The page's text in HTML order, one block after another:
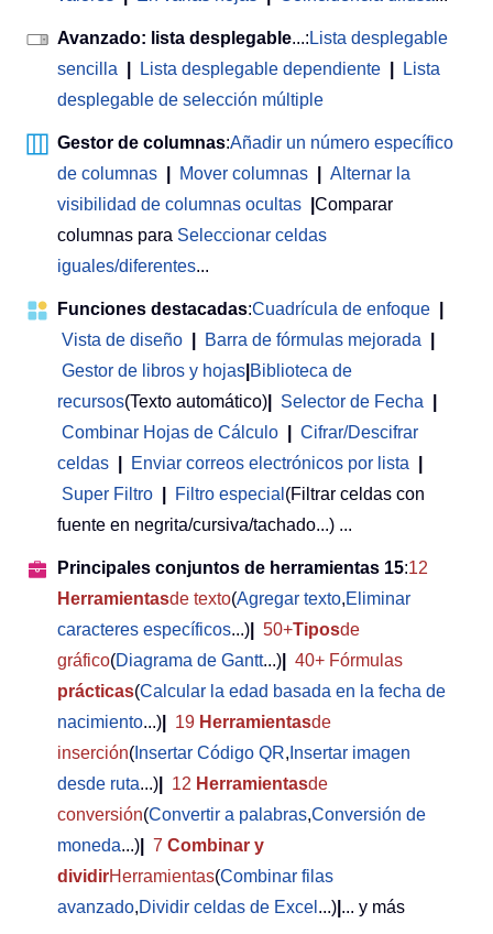
Avanzado: lista desplegable...: Lista desplegable
sencilla
Lista desplegable dependiente
Lista
desplegable de selección múltiple
Gestor de columnas:Añadir un número específico
de columnas
Mover columnas
Alternar la
visibilidad de columnas ocultas
Comparar
columnas para Seleccionar celdas
iguales/diferentes...
Funciones destacadas:Cuadrícula de enfoque
Vista de diseño
Barra de fórmulas mejorada
Gestor de libros y hojas Biblioteca de
recursos(Texto automático) Selector de Fecha
Combinar Hojas de Cálculo
Cifrar/Descifrar
celdas
Enviar correos electrónicos por lista
Super Filtro
Filtro especial (Filtrar celdas con
fuente en negrita/cursiva/tachado...) ...
Principales conjuntos de herramientas 15:12
Herramientasde texto(Agregar texto,Eliminar
caracteres específicos...) 50+Tiposde
gráfico(Diagrama de Gantt...)
40+ Fórmulas
prácticas(Calcular la edad basada en la fecha de
nacimiento...) 19 Herramientasde
inserción( Insertar Código QR, Insertar imagen
desde ruta...) 12 Herramientasde
conversión(Convertir a palabras,Conversión de
moneda...) 7 Combinar y
dividirHerramientas(Combinar filas
avanzado,Dividir celdas de Excel ...) ... y más